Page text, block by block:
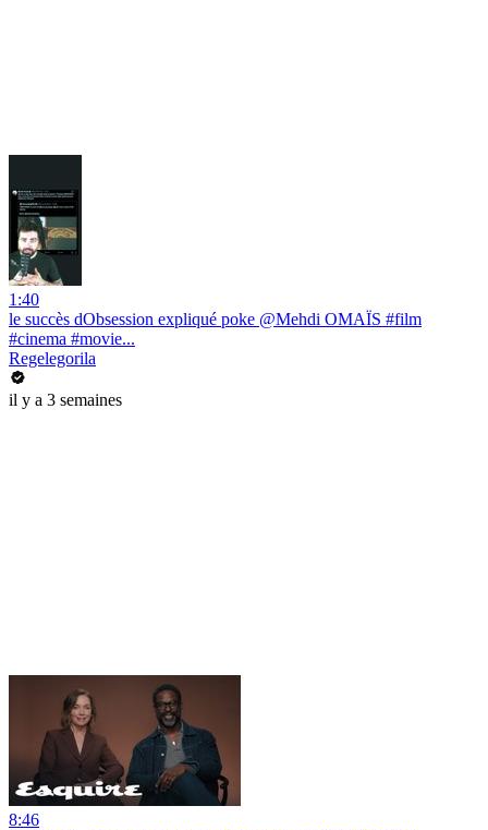
1:40
le succès dObsession expliqué poke @Mehdi OMAÏS #film
#cinema #movie...
Regelegorila
il y a 3 semaines
8:46